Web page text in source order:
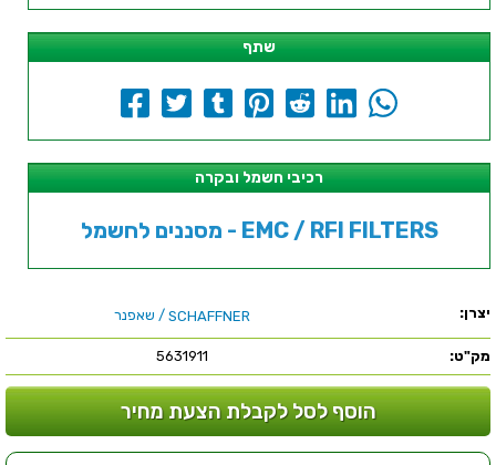
שתף
רכיבי חשמל ובקרה
מסננים לחשמל - EMC / RFI FILTERS
יצרן: SCHAFFNER / שאפנר
מק"ט: 5631911
הוסף לסל לקבלת הצעת מחיר